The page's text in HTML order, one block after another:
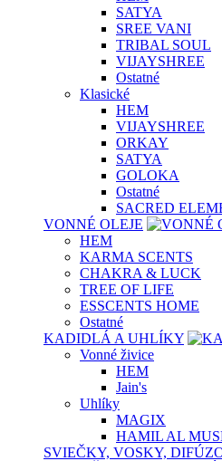
SATYA
SREE VANI
TRIBAL SOUL
VIJAYSHREE
Ostatné
Klasické
HEM
VIJAYSHREE
ORKAY
SATYA
GOLOKA
Ostatné
SACRED
VONNÉ OLEJE
HEM
KARMA SCENTS
CHAKRA & LUCK
TREE OF LIFE
ESSCENTS HOME
Ostatné
KADIDLÁ A UHLÍKY
Vonné živice
HEM
Jain's
Uhlíky
MAGIX
HAMIL AL
SVIEČKY, VOSKY,